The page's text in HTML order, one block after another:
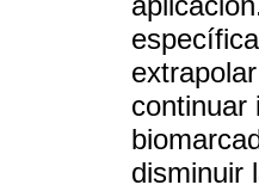
continuar
disminuir